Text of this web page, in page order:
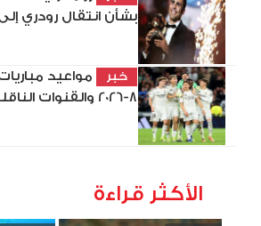
بشأن انتقال رودري
خبر
8-2026 والقنوات الناقلة
الأكثر قراءة